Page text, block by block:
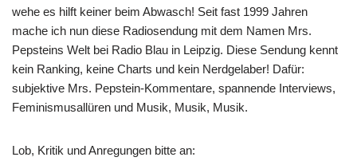
wehe es hilft keiner beim Abwasch! Seit fast 1999 Jahren
mache ich nun diese Radiosendung mit dem Namen Mrs.
Pepsteins Welt bei Radio Blau in Leipzig. Diese Sendung kennt
kein Ranking, keine Charts und kein Nerdgelaber! Dafür:
subjektive Mrs. Pepstein-Kommentare, spannende Interviews,
Feminismusallüren und Musik, Musik, Musik.
Lob, Kritik und Anregungen bitte an: